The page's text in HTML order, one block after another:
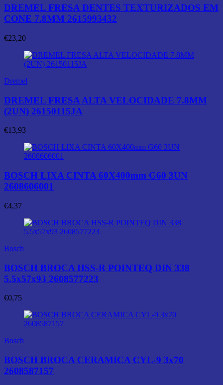
DREMEL FRESA DENTES TEXTURIZADOS EM
CONE 7.8MM 2615993432
€23,20
Dremel
DREMEL FRESA ALTA VELOCIDADE 7.8MM
(2UN) 26150115JA
€13,93
BOSCH LIXA CINTA 60X400mm G60 3UN
2608606001
€4,37
Bosch
BOSCH BROCA HSS-R POINTEQ DIN 338
5.5x57x93 2608577223
€0,75
Bosch
BOSCH BROCA CERAMICA CYL-9 3x70
2608587157